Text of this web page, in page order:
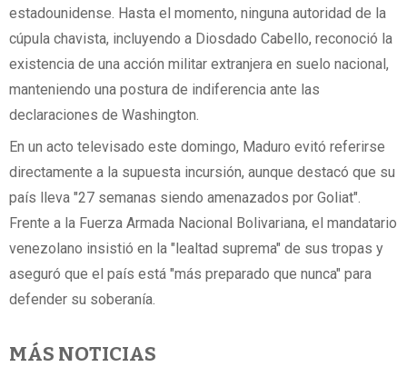
estadounidense. Hasta el momento, ninguna autoridad de la
cúpula chavista, incluyendo a Diosdado Cabello, reconoció la
existencia de una acción militar extranjera en suelo nacional,
manteniendo una postura de indiferencia ante las
declaraciones de Washington.
En un acto televisado este domingo, Maduro evitó referirse
directamente a la supuesta incursión, aunque destacó que su
país lleva "27 semanas siendo amenazados por Goliat".
Frente a la Fuerza Armada Nacional Bolivariana, el mandatario
venezolano insistió en la "lealtad suprema" de sus tropas y
aseguró que el país está "más preparado que nunca" para
defender su soberanía.
MÁS NOTICIAS